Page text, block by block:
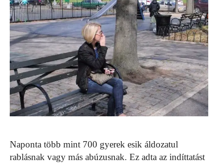
Naponta több mint 700 gyerek esik áldozatul
rablásnak vagy más abúzusnak. Ez adta az indíttatást